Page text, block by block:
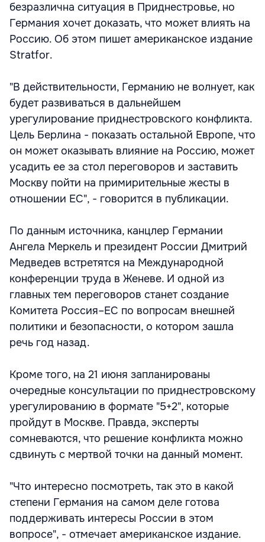
безразлична ситуация в Приднестровье, но
Германия хочет доказать, что может влиять на
Россию. Об этом пишет американское издание
Stratfor.
"В действительности, Германию не волнует, как
будет развиваться в дальнейшем
урегулирование приднестровского конфликта.
Цель Берлина - показать остальной Европе, что
он может оказывать влияние на Россию, может
усадить ее за стол переговоров и заставить
Москву пойти на примирительные жесты в
отношении ЕС", - говорится в публикации.
По данным источника, канцлер Германии
Ангела Меркель и президент России Дмитрий
Медведев встретятся на Международной
конференции труда в Женеве. И одной из
главных тем переговоров станет создание
Комитета Россия–ЕС по вопросам внешней
политики и безопасности, о котором зашла
речь год назад.
Кроме того, на 21 июня запланированы
очередные консультации по приднестровскому
урегулированию в формате "5+2", которые
пройдут в Москве. Правда, эксперты
сомневаются, что решение конфликта можно
сдвинуть с мертвой точки на данный момент.
"Что интересно посмотреть, так это в какой
степени Германия на самом деле готова
поддерживать интересы России в этом
вопросе", - отмечает американское издание.